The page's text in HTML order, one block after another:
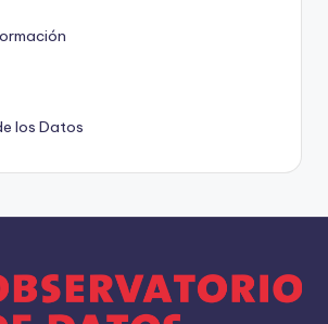
los Datos